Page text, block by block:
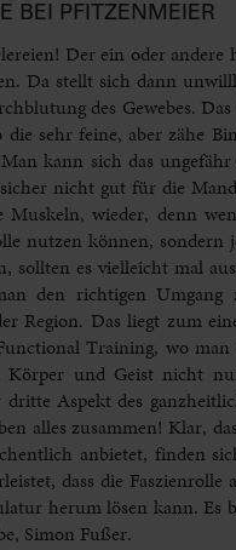
BEI PFITZENMEIER
Der ein oder
Da stellt sich dann
des Gewebes.
sehr feine, aber zähe
kann sich das
nicht gut für die
wieder, denn
nutzen können, sondern
es vielleicht mal
den richtigen Umgang
Region. Das liegt zum
Training, wo
und Geist nicht
Aspekt des
alles zusammen! Klar,
anbietet, finden
dass die
herum lösen kann. Es
Simon Fußer.